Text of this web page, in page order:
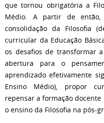
que tornou obrigatória a
Médio. A partir de
consolidação da Filosofia
curricular da Educação
os desafios de transformar
abertura para o
aprendizado efetivamente
Ensino Médio), propor
repensar a formação
o ensino da Filosofia na pós-